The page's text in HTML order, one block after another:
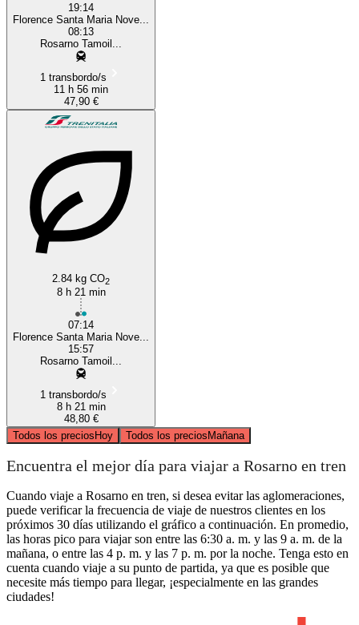
19:14
Florence Santa Maria Nove...
08:13
Rosarno Tamoil...
1 transbordo/s
11 h 56 min
47,90 €
2.84 kg CO2
8 h 21 min
07:14
Florence Santa Maria Nove...
15:57
Rosarno Tamoil...
1 transbordo/s
8 h 21 min
48,80 €
Todos los preciosHoy Todos los preciosMañana
Encuentra el mejor día para viajar a Rosarno en tren
Cuando viaje a Rosarno en tren, si desea evitar las aglomeraciones,
puede verificar la frecuencia de viaje de nuestros clientes en los
próximos 30 días utilizando el gráfico a continuación. En promedio,
las horas pico para viajar son entre las 6:30 a. m. y las 9 a. m. de la
mañana, o entre las 4 p. m. y las 7 p. m. por la noche. Tenga esto en
cuenta cuando viaje a su punto de partida, ya que es posible que
necesite más tiempo para llegar, ¡especialmente en las grandes
ciudades!